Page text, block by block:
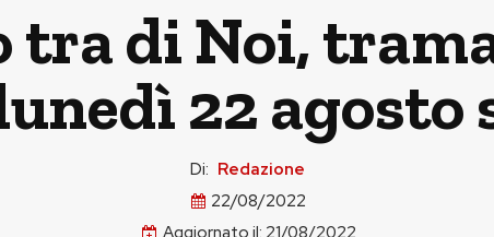
tra di Noi,
22 agosto
Di: Redazione
22/08/2022